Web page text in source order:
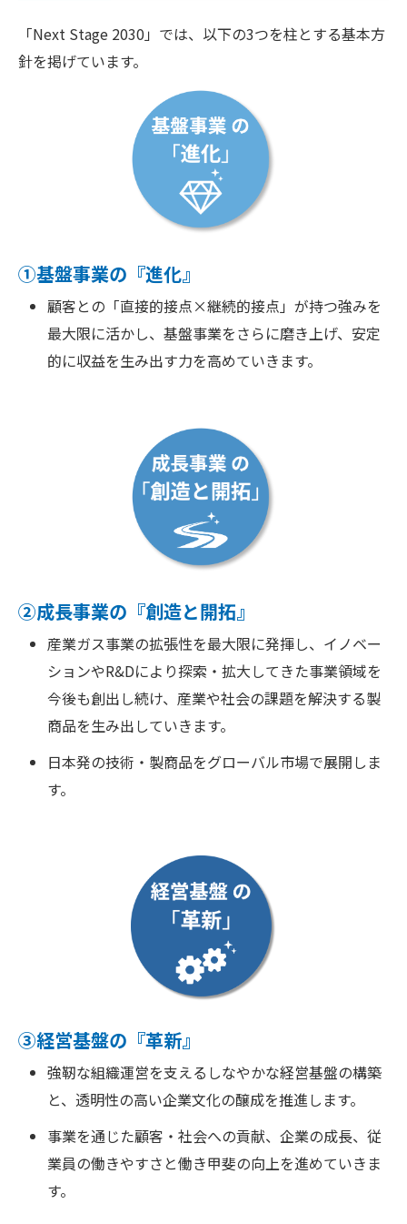
「Next Stage 2030」では、以下の3つを柱とする基本方
針を掲げています。
①基盤事業の『進化』
顧客との「直接的接点×継続的接点」が持つ強みを
最大限に活かし、基盤事業をさらに磨き上げ、安定
的に収益を生み出す力を高めていきます。
②成長事業の『創造と開拓』
産業ガス事業の拡張性を最大限に発揮し、イノベー
ションやR&Dにより探索・拡大してきた事業領域を
今後も創出し続け、産業や社会の課題を解決する製
商品を生み出していきます。
日本発の技術・製商品をグローバル市場で展開しま
す。
③経営基盤の『革新』
強靭な組織運営を支えるしなやかな経営基盤の構築
と、透明性の高い企業文化の醸成を推進します。
事業を通じた顧客・社会への貢献、企業の成長、従
業員の働きやすさと働き甲斐の向上を進めていきま
す。